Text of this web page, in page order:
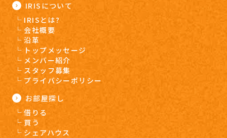
IRISについて
IRISとは?
会社概要
沿革
トップメッセージ
メンバー紹介
スタッフ募集
プライバシーポリシー
お部屋探し
借りる
買う
シェアハウス